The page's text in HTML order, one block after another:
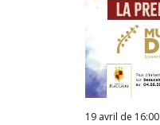
19 avril de 16:00